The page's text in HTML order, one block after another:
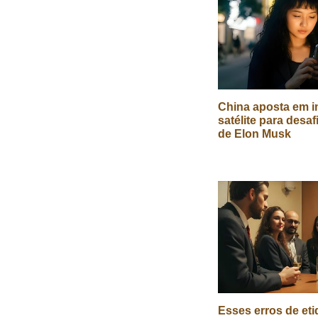
China aposta em
satélite para
de Elon Musk
Esses erros de